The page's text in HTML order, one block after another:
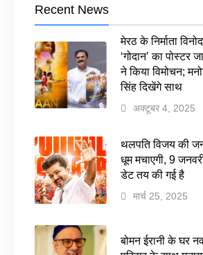
Recent News
मेरठ के निर्माता
‘गोदान’ का पोस्टर
ने किया विमोचन;
सिंह दिखेंगे साथ
अक्टूबर 4, 2025
थलपति विजय की
धूम मचाएगी, 9
डेट तय की गई है
मार्च 25, 2025
बोमन ईरानी के घर